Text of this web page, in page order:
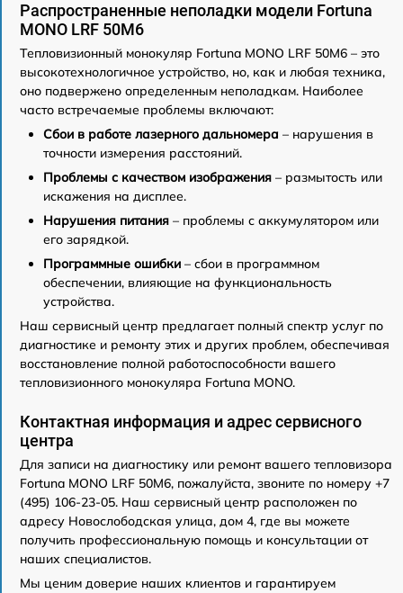
Распространенные неполадки модели Fortuna
MONO LRF 50M6
Тепловизионный монокуляр Fortuna MONO LRF 50M6 – это
высокотехнологичное устройство, но, как и любая техника,
оно подвержено определенным неполадкам. Наиболее
часто встречаемые проблемы включают:
Сбои в работе лазерного дальномера – нарушения в
точности измерения расстояний.
Проблемы с качеством изображения – размытость или
искажения на дисплее.
Нарушения питания – проблемы с аккумулятором или
его зарядкой.
Программные ошибки – сбои в программном
обеспечении, влияющие на функциональность
устройства.
Наш сервисный центр предлагает полный спектр услуг по
диагностике и ремонту этих и других проблем, обеспечивая
восстановление полной работоспособности вашего
тепловизионного монокуляра Fortuna MONO.
Контактная информация и адрес сервисного
центра
Для записи на диагностику или ремонт вашего тепловизора
Fortuna MONO LRF 50M6, пожалуйста, звоните по номеру +7
(495) 106-23-05. Наш сервисный центр расположен по
адресу Новослободская улица, дом 4, где вы можете
получить профессиональную помощь и консультации от
наших специалистов.
Мы ценим доверие наших клиентов и гарантируем